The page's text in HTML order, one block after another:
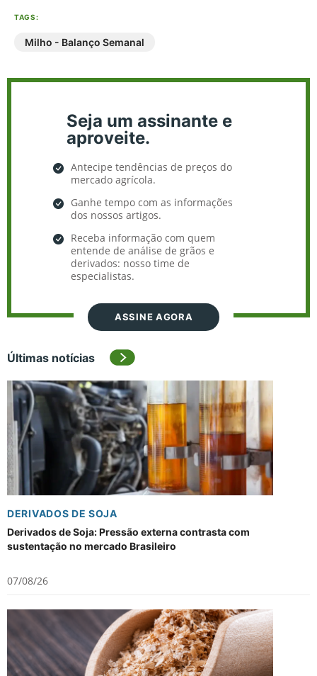
TAGS:
Milho - Balanço Semanal
Seja um assinante e
aproveite.
Antecipe tendências de preços do
mercado agrícola.
Ganhe tempo com as informações
dos nossos artigos.
Receba informação com quem
entende de análise de grãos e
derivados: nosso time de
especialistas.
ASSINE AGORA
Últimas notícias
DERIVADOS DE SOJA
Derivados de Soja: Pressão externa contrasta com
sustentação no mercado Brasileiro
07/08/26